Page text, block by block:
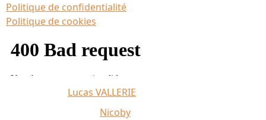
Politique de confidentialité
Politique de cookies
Lucas VALLERIE
Nicoby